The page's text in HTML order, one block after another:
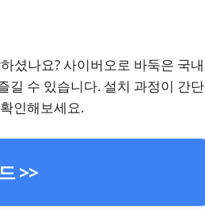
셨나요? 사이버오로 바둑은 국내
길 수 있습니다. 설치 과정이 간단
인해보세요.
>>